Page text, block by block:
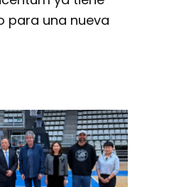
para una nueva